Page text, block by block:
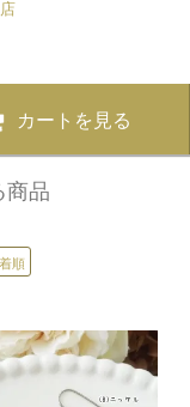
カートを見る
商品
順